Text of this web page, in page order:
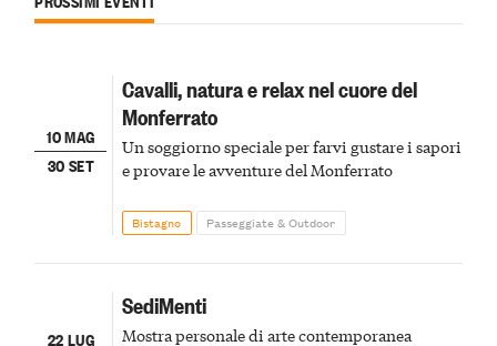
10 MAG
30 SET
Cavalli, natura e relax nel cuore del
Monferrato
Un soggiorno speciale per farvi gustare i sapori
e provare le avventure del Monferrato
Bistagno Passeggiate & Outdoor
22 LUG
SediMenti
Mostra personale di arte contemporanea